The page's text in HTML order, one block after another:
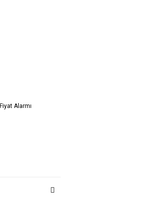
Fiyat Alarmı